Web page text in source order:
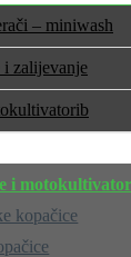
– miniwash
i zalijevanje
i
kopačice